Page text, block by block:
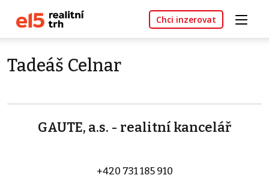
Chci inzerovat
Tadeáš Celnar
GAUTE, a.s. - realitní kancelář
+420 731 185 910